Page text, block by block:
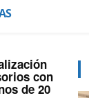
con
de 20